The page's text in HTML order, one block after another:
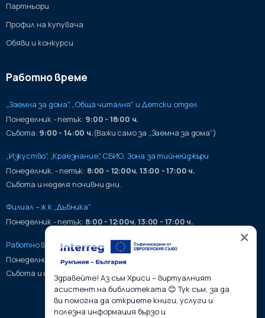
Партньори
Профил на купувача
Обяви и конкурси
Работно време
„Заемна за дома", „Обща читалня" и Детски отдел
Понеделник - петък: 9:00 - 18:00 ч.
Събота: 9:00 - 14:00 ч.(Важи само за „Заемна за дома“)
„Изкуство", „Краезнание", СБИО, Зона за тийнейджъри
Понеделник. - петък: 8:00 - 12:00ч. 13:00 - 17:00 ч.
Събота и неделя почивни дни.
Филиал – ж.к „Дъбника"
Понеделник - петък: 8:00 - 12:00ч. 13:00 - 17:00 ч.
Работно време на хранилища:
Понеделник - петък:9:00 - 17:00ч.
Събота и неделя почивни дни.
✕
Здравейте! Аз съм Хриси – виртуалният
асистент на библиотеката 😊 Тук съм, за да
ви помогна да откриете книги, услуги и
полезна информация бързо и